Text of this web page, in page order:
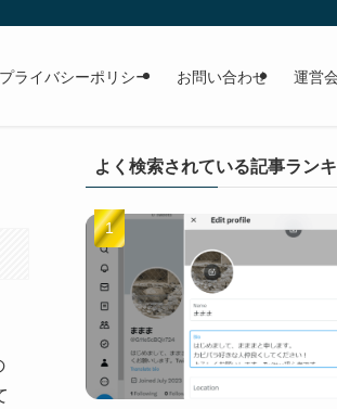
プライバシーポリシー お問い合わせ 運営
よく検索されている記事ラン